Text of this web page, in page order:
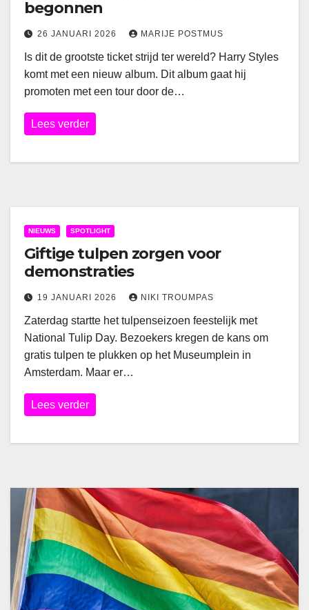
begonnen
26 JANUARI 2026 MARIJE POSTMUS
Is dit de grootste ticket strijd ter wereld? Harry Styles
komt met een nieuw album. Dit album gaat hij
promoten met een tour door de…
Lees verder
NIEUWS SPOTLIGHT
Giftige tulpen zorgen voor
demonstraties
19 JANUARI 2026 NIKI TROUMPAS
Zaterdag startte het tulpenseizoen feestelijk met
National Tulip Day. Bezoekers kregen de kans om
gratis tulpen te plukken op het Museumplein in
Amsterdam. Maar er…
Lees verder